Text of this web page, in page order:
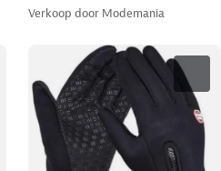
Verkoop door Modemania